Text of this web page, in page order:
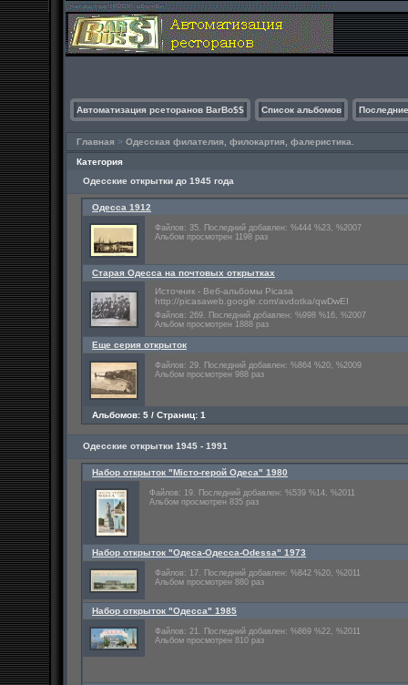
Автоматизация рсеторанов BarBo$$ Список альбомов
Главная > Одесская филателия, филокартия, фалеристика.
Категория
Одесские открытки до 1945 года
Одесса 1912
Файлов: 35. Последний добавлен: %444 %23, %2007
Альбом просмотрен 1198 раз
Старая Одесса на почтовых открытках
Источник - Веб-альбомы Picasa
http://picasaweb.google.com/avdotka/qwDwEI
Файлов: 269. Последний добавлен: %998 %16, %2007
Альбом просмотрен 1888 раз
Еще серия открыток
Файлов: 29. Последний добавлен: %864 %20, %2009
Альбом просмотрен 988 раз
Альбомов: 5 / Страниц: 1
Одесские открытки 1945 - 1991
Набор открыток "Місто-герой Одеса" 1980
Файлов: 19. Последний добавлен: %539 %14, %2011
Альбом просмотрен 835 раз
Набор открыток "Одеса-Одесса-Odessa" 1973
Файлов: 17. Последний добавлен: %842 %20, %2011
Альбом просмотрен 880 раз
Набор открыток "Одесса" 1985
Файлов: 21. Последний добавлен: %869 %22, %2011
Альбом просмотрен 810 раз